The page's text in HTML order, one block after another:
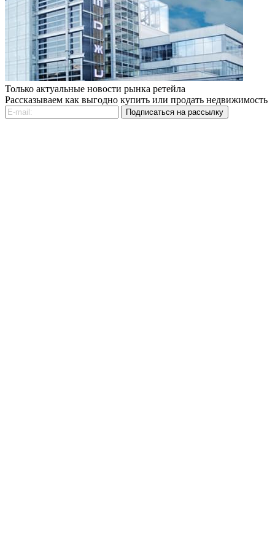
Только актуальные новости рынка ретейла
Рассказываем как выгодно купить или продать недвижимость